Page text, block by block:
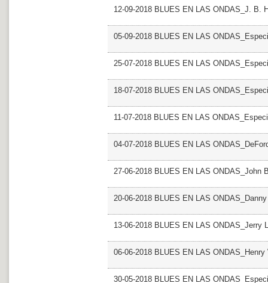
12-09-2018 BLUES EN LAS ONDAS_J. B.
05-09-2018 BLUES EN LAS
25-07-2018 BLUES EN LAS
18-07-2018 BLUES EN LAS
11-07-2018 BLUES EN LAS
04-07-2018 BLUES EN LAS
27-06-2018 BLUES EN LAS ONDAS_John
20-06-2018 BLUES EN LAS
13-06-2018 BLUES EN LAS ONDAS_Jerry
06-06-2018 BLUES EN LAS ONDAS_Henry
30-05-2018 BLUES EN LAS